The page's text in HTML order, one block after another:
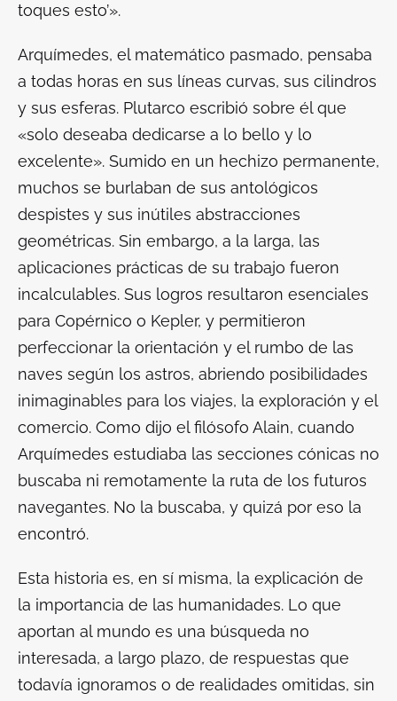
toques esto’».
Arquímedes, el matemático pasmado, pensaba
a todas horas en sus líneas curvas, sus cilindros
y sus esferas. Plutarco escribió sobre él que
«solo deseaba dedicarse a lo bello y lo
excelente». Sumido en un hechizo permanente,
muchos se burlaban de sus antológicos
despistes y sus inútiles abstracciones
geométricas. Sin embargo, a la larga, las
aplicaciones prácticas de su trabajo fueron
incalculables. Sus logros resultaron esenciales
para Copérnico o Kepler, y permitieron
perfeccionar la orientación y el rumbo de las
naves según los astros, abriendo posibilidades
inimaginables para los viajes, la exploración y el
comercio. Como dijo el filósofo Alain, cuando
Arquímedes estudiaba las secciones cónicas no
buscaba ni remotamente la ruta de los futuros
navegantes. No la buscaba, y quizá por eso la
encontró.
Esta historia es, en sí misma, la explicación de
la importancia de las humanidades. Lo que
aportan al mundo es una búsqueda no
interesada, a largo plazo, de respuestas que
todavía ignoramos o de realidades omitidas, sin